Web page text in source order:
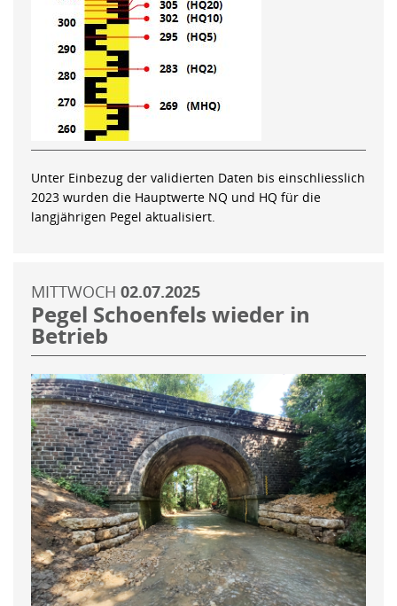
Unter Einbezug der validierten Daten bis einschliesslich
2023 wurden die Hauptwerte NQ und HQ für die
langjährigen Pegel aktualisiert.
MITTWOCH 02.07.2025
Pegel Schoenfels wieder in
Betrieb